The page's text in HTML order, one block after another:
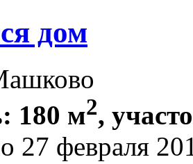
дом
180 м2,
27 февраля